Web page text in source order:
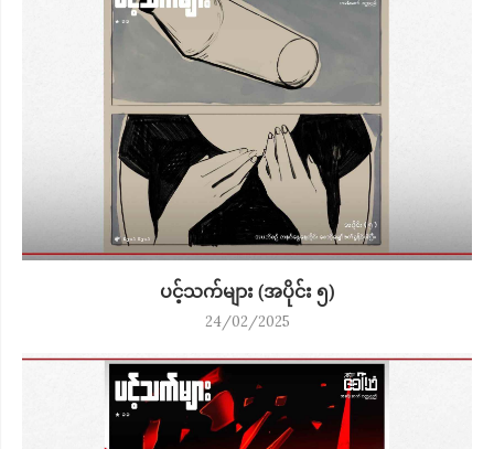
ပင့်သက်များ (အပိုင်း ၅)
24/02/2025